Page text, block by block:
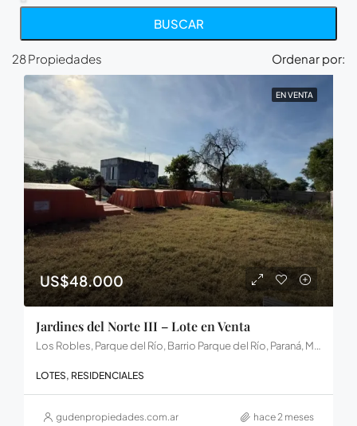
BUSCAR
28 Propiedades Ordenar por:
EN VENTA
US$48.000
Jardines del Norte III – Lote en Venta
Los Robles, Parque del Río, Barrio Parque del Río, Paraná, Municipio de Paraná, Distrito Sauce, Departamento Paraná, Entre Ríos, 3102, Argentina
LOTES, RESIDENCIALES
gudenpropiedades.com.ar hace 2 meses